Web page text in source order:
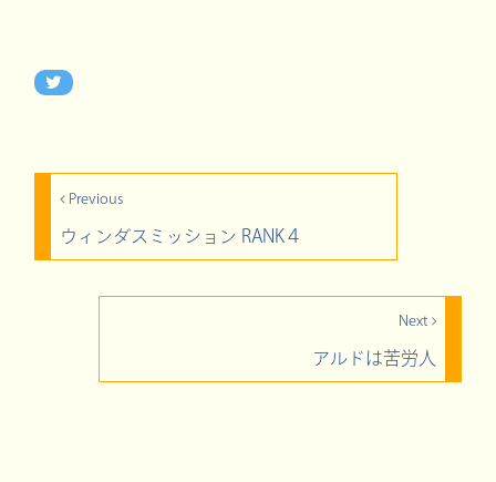
Previous
ウィンダスミッション RANK４
Next
アルドは苦労人